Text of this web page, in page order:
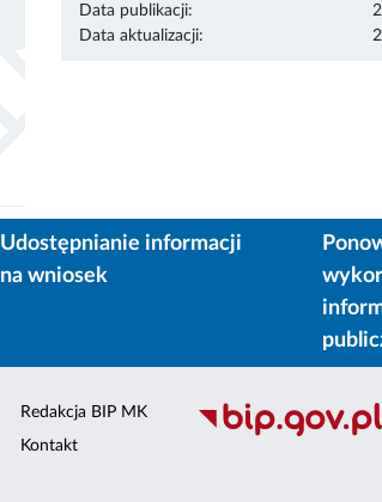
Data publikacji:
Data aktualizacji:
Udostępnianie informacji
na wniosek
Redakcja BIP MK
Kontakt